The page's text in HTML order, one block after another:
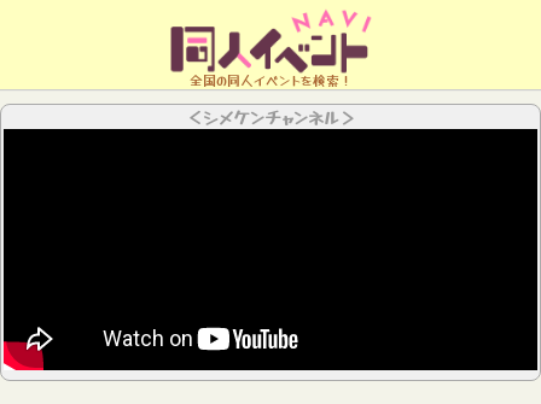
全国の同人イベントを検索！
＜シメケンチャンネル＞